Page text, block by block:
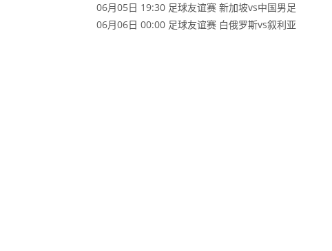
06月05日 19:30 足球友谊赛 新加坡vs中国男足
06月06日 00:00 足球友谊赛 白俄罗斯vs叙利亚